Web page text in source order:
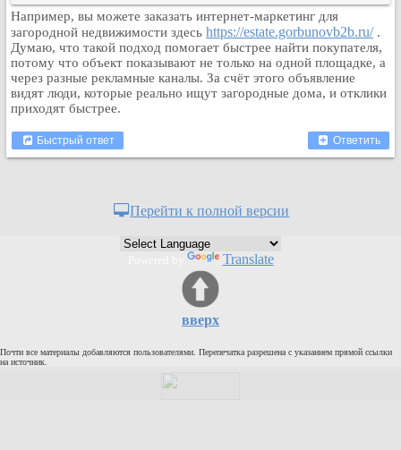
Беседы
Игры
Кулинария
Физкультура и спорт
Видео и Кино
Авто. Мото.
Космос
Музыкальный архив
Например, вы можете заказать интернет-маркетинг для
загородной недвижимости здесь https://estate.gorbunovb2b.ru/.
Думаю, что такой подход помогает быстрее найти покупателя,
потому что объект показывают не только на одной площадке, а
через разные рекламные каналы. За счёт этого объявление
видят люди, которые реально ищут загородные дома, и отклики
приходят быстрее.
Быстрый ответ Ответить
Перейти к полной версии
Translate
вверх
Почти все материалы добавляются пользователями. Перепечатка разрешена с указанием прямой ссылки
на источник.